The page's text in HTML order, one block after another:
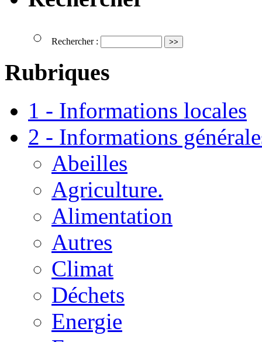
Rechercher :
Rubriques
1 - Informations locales
2 - Informations
Abeilles
Agriculture.
Alimentation
Autres
Climat
Déchets
Energie